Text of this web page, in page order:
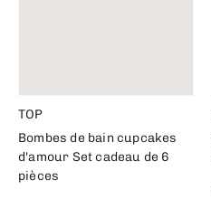
TOP
Bombes de bain cupcakes
d'amour Set cadeau de 6
pièces